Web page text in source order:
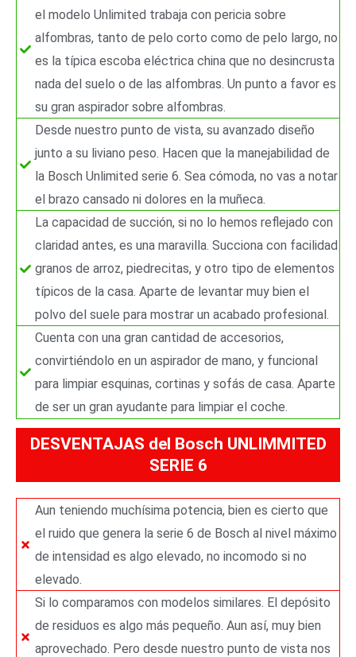
el modelo Unlimited trabaja con pericia sobre
alfombras, tanto de pelo corto como de pelo largo, no
es la típica escoba eléctrica china que no desincrusta
nada del suelo o de las alfombras. Un punto a favor es
su gran aspirador sobre alfombras.
Desde nuestro punto de vista, su avanzado diseño
junto a su liviano peso. Hacen que la manejabilidad de
la Bosch Unlimited serie 6. Sea cómoda, no vas a notar
el brazo cansado ni dolores en la muñeca.
La capacidad de succión, si no lo hemos reflejado con
claridad antes, es una maravilla. Succiona con facilidad
granos de arroz, piedrecitas, y otro tipo de elementos
típicos de la casa. Aparte de levantar muy bien el
polvo del suele para mostrar un acabado profesional.
Cuenta con una gran cantidad de accesorios,
convirtiéndolo en un aspirador de mano, y funcional
para limpiar esquinas, cortinas y sofás de casa. Aparte
de ser un gran ayudante para limpiar el coche.
DESVENTAJAS del Bosch UNLIMMITED
SERIE 6
Aun teniendo muchísima potencia, bien es cierto que
el ruido que genera la serie 6 de Bosch al nivel máximo
de intensidad es algo elevado, no incomodo si no
elevado.
Si lo comparamos con modelos similares. El depósito
de residuos es algo más pequeño. Aun así, muy bien
aprovechado. Pero desde nuestro punto de vista nos